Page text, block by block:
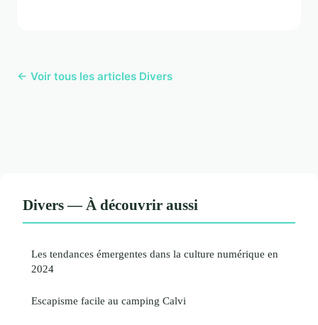
← Voir tous les articles Divers
Divers — À découvrir aussi
Les tendances émergentes dans la culture numérique en
2024
Escapisme facile au camping Calvi